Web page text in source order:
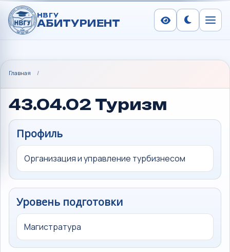
НВГУ
АБИТУРИЕНТ СменитьМеню
Главная /
43.04.02 Туризм
Профиль
Организация и управление турбизнесом
Уровень подготовки
Магистратура